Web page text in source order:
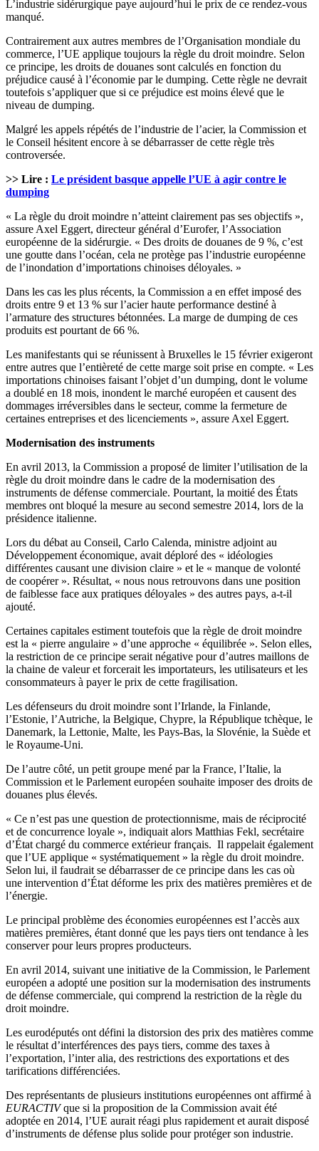
L’industrie sidérurgique paye aujourd’hui le prix de ce rendez-vous
manqué.
Contrairement aux autres membres de l’Organisation mondiale du
commerce, l’UE applique toujours la règle du droit moindre. Selon
ce principe, les droits de douanes sont calculés en fonction du
préjudice causé à l’économie par le dumping. Cette règle ne devrait
toutefois s’appliquer que si ce préjudice est moins élevé que le
niveau de dumping.
Malgré les appels répétés de l’industrie de l’acier, la Commission et
le Conseil hésitent encore à se débarrasser de cette règle très
controversée.
>> Lire : Le président basque appelle l’UE à agir contre le
dumping
« La règle du droit moindre n’atteint clairement pas ses objectifs »,
assure Axel Eggert, directeur général d’Eurofer, l’Association
européenne de la sidérurgie. « Des droits de douanes de 9 %, c’est
une goutte dans l’océan, cela ne protège pas l’industrie européenne
de l’inondation d’importations chinoises déloyales. »
Dans les cas les plus récents, la Commission a en effet imposé des
droits entre 9 et 13 % sur l’acier haute performance destiné à
l’armature des structures bétonnées. La marge de dumping de ces
produits est pourtant de 66 %.
Les manifestants qui se réunissent à Bruxelles le 15 février exigeront
entre autres que l’entièreté de cette marge soit prise en compte. « Les
importations chinoises faisant l’objet d’un dumping, dont le volume
a doublé en 18 mois, inondent le marché européen et causent des
dommages irréversibles dans le secteur, comme la fermeture de
certaines entreprises et des licenciements », assure Axel Eggert.
Modernisation des instruments
En avril 2013, la Commission a proposé de limiter l’utilisation de la
règle du droit moindre dans le cadre de la modernisation des
instruments de défense commerciale. Pourtant, la moitié des États
membres ont bloqué la mesure au second semestre 2014, lors de la
présidence italienne.
Lors du débat au Conseil, Carlo Calenda, ministre adjoint au
Développement économique, avait déploré des « idéologies
différentes causant une division claire » et le « manque de volonté
de coopérer ». Résultat, « nous nous retrouvons dans une position
de faiblesse face aux pratiques déloyales » des autres pays, a-t-il
ajouté.
Certaines capitales estiment toutefois que la règle de droit moindre
est la « pierre angulaire » d’une approche « équilibrée ». Selon elles,
la restriction de ce principe serait négative pour d’autres maillons de
la chaine de valeur et forcerait les importateurs, les utilisateurs et les
consommateurs à payer le prix de cette fragilisation.
Les défenseurs du droit moindre sont l’Irlande, la Finlande,
l’Estonie, l’Autriche, la Belgique, Chypre, la République tchèque, le
Danemark, la Lettonie, Malte, les Pays-Bas, la Slovénie, la Suède et
le Royaume-Uni.
De l’autre côté, un petit groupe mené par la France, l’Italie, la
Commission et le Parlement européen souhaite imposer des droits de
douanes plus élevés.
« Ce n’est pas une question de protectionnisme, mais de réciprocité
et de concurrence loyale », indiquait alors Matthias Fekl, secrétaire
d’État chargé du commerce extérieur français. Il rappelait également
que l’UE applique « systématiquement » la règle du droit moindre.
Selon lui, il faudrait se débarrasser de ce principe dans les cas où
une intervention d’État déforme les prix des matières premières et de
l’énergie.
Le principal problème des économies européennes est l’accès aux
matières premières, étant donné que les pays tiers ont tendance à les
conserver pour leurs propres producteurs.
En avril 2014, suivant une initiative de la Commission, le Parlement
européen a adopté une position sur la modernisation des instruments
de défense commerciale, qui comprend la restriction de la règle du
droit moindre.
Les eurodéputés ont défini la distorsion des prix des matières comme
le résultat d’interférences des pays tiers, comme des taxes à
l’exportation, l’inter alia, des restrictions des exportations et des
tarifications différenciées.
Des représentants de plusieurs institutions européennes ont affirmé à
EURACTIVque si la proposition de la Commission avait été
adoptée en 2014, l’UE aurait réagi plus rapidement et aurait disposé
d’instruments de défense plus solide pour protéger son industrie.